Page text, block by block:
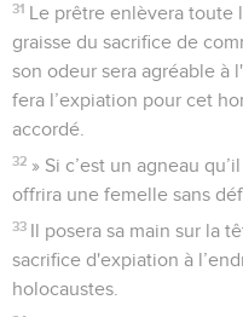
31
Le prêtre enlèvera
graisse du sacrifice de
son odeur sera agréable à
fera l’expiation pour cet
accordé.
32 » Si c’est un agneau
offrira une femelle sans
33
Il posera sa main sur la
sacrifice d'expiation à
holocaustes.